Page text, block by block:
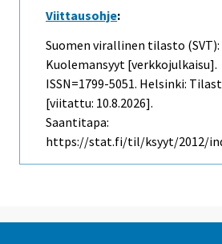
Viittausohje:
Suomen virallinen tilasto (SVT):
Kuolemansyyt [verkkojulkaisu].
ISSN=1799-5051. Helsinki:
[viitattu: 10.8.2026].
Saantitapa:
https://stat.fi/til/ksyyt/2012/